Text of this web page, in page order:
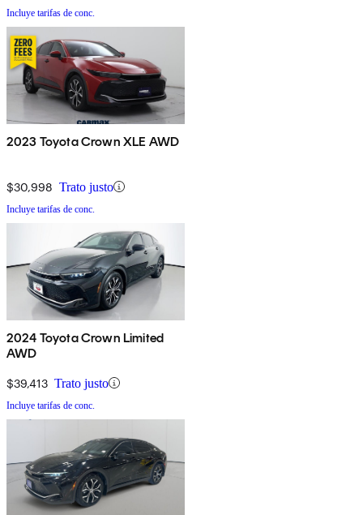
Incluye tarifas de conc.
2023 Toyota Crown XLE AWD
$30,998 Trato justo
Incluye tarifas de conc.
2024 Toyota Crown Limited
AWD
$39,413 Trato justo
Incluye tarifas de conc.